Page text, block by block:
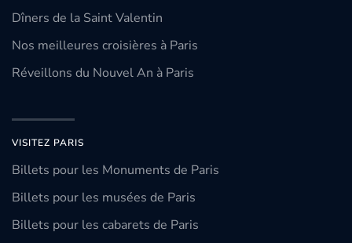
Dîners de la Saint Valentin
Nos meilleures croisières à Paris
Réveillons du Nouvel An à Paris
VISITEZ PARIS
Billets pour les Monuments de Paris
Billets pour les musées de Paris
Billets pour les cabarets de Paris